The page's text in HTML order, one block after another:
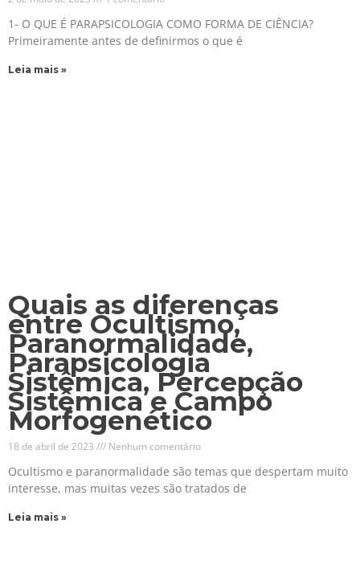
1- O QUE É PARAPSICOLOGIA COMO FORMA DE CIÊNCIA?
Primeiramente antes de definirmos o que é
Leia mais »
Quais as diferenças
entre Ocultismo,
Paranormalidade,
Parapsicologia
Sistêmica, Percepção
Sistêmica e Campo
Morfogenético
18 de abril de 2023 Nenhum comentário
Ocultismo e paranormalidade são temas que despertam muito
interesse, mas muitas vezes são tratados de
Leia mais »